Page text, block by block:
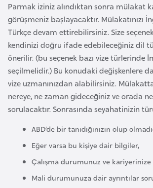
Parmak iziniz alındıktan sonra mülakat
görüşmeniz başlayacaktır. Mülakatınızı
Türkçe devam ettirebilirsiniz. Size
kendinizi doğru ifade edebileceğiniz dil
önerilir. (bu seçenek bazı vize türlerinde
seçilmelidir.) Bu konudaki değişkenlere
vize uzmanınızdan alabilirsiniz.
nereye, ne zaman gideceğiniz ve orada
sorulacaktır. Sonrasında seyahatinizin
ABD’de bir tanıdığınızın olup
Eğer varsa bu kişiye dair bilgiler,
Çalışma durumunuz ve
Mali durumunuza dair ayrıntılar
H
e
r
s
e
k